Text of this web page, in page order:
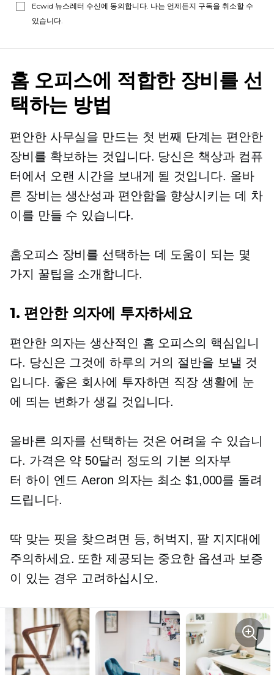
Ecwid 뉴스레터 수신에 동의합니다. 나는 언제든지 구독을 취소할 수
있습니다.
홈 오피스에 적합한 장비를 선
택하는 방법
편안한 사무실을 만드는 첫 번째 단계는 편안한
장비를 확보하는 것입니다. 당신은 책상과 컴퓨
터에서 오랜 시간을 보내게 될 것입니다. 올바
른 장비는 생산성과 편안함을 향상시키는 데 차
이를 만들 수 있습니다.
홈오피스 장비를 선택하는 데 도움이 되는 몇
가지 꿀팁을 소개합니다.
1. 편안한 의자에 투자하세요
편안한 의자는 생산적인 홈 오피스의 핵심입니
다. 당신은 그것에 하루의 거의 절반을 보낼 것
입니다. 좋은 회사에 투자하면 직장 생활에 눈
에 띄는 변화가 생길 것입니다.
올바른 의자를 선택하는 것은 어려울 수 있습니
다. 가격은 약 50달러 정도의 기본 의자부
터 하이 엔드 Aeron 의자는 최소 $1,000를 돌려
드립니다.
딱 맞는 핏을 찾으려면 등, 허벅지, 팔 지지대에
주의하세요. 또한 제공되는 중요한 옵션과 보증
이 있는 경우 고려하십시오.